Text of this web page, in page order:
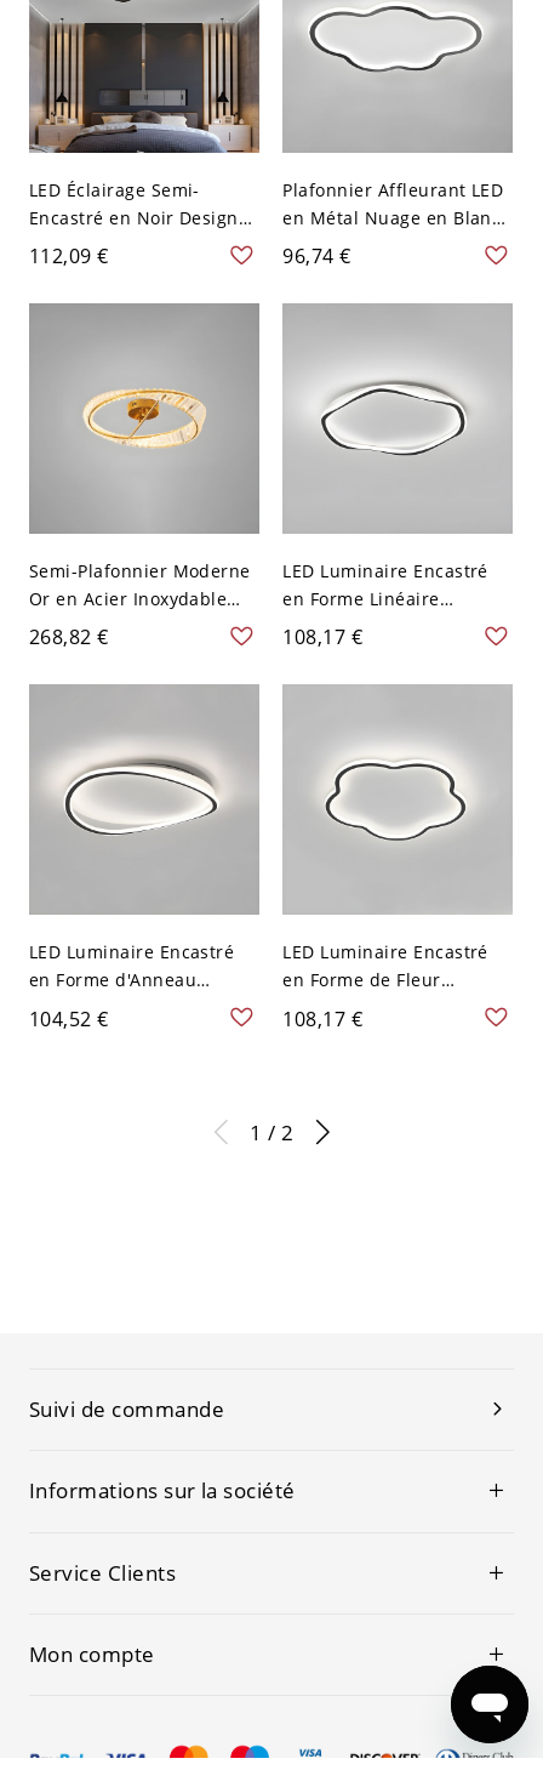
LED Éclairage Semi-
Encastré en Noir Design
de Cœur Semi-Plafonnier
Métal Style Moderne - 110
V-120 V Naturel
112,09 €
Plafonnier Affleurant LED
en Métal Nuage en Blanc
Contemporain Plafonnier
en Acrylique - Noir 110 V-
120 V 40,64 cm Blanc
96,74 €
Semi-Plafonnier Moderne
Or en Acier Inoxydable
LED Luminaire Semi-
- 110 V-120 V 50,8 cm
268,82 €
LED Luminaire Encastré
en Forme Linéaire
Plafonnier Style Simple en
40,64 cm Blanc
108,17 €
LED Luminaire Encastré
en Forme d'Anneau
Plafonnier Style Simple en
Métal - Noir 110 V-120 V
104,52 €
LED Luminaire Encastré
en Forme de Fleur
Plafonnier Style Simple en
Métal - Noir 110 V-120 V
108,17 €
1 / 2
Suivi de commande
Informations sur la société
Service Clients
Mon compte